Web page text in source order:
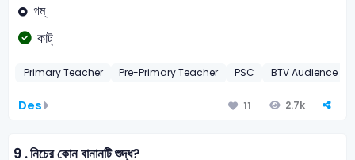
গম্‌
কাট্‌
Primary Teacher Pre-Primary Teacher PSC BTV Audience
Des 11 2.7k
9 .নিচের কোন বানানটি শুদ্ধ?